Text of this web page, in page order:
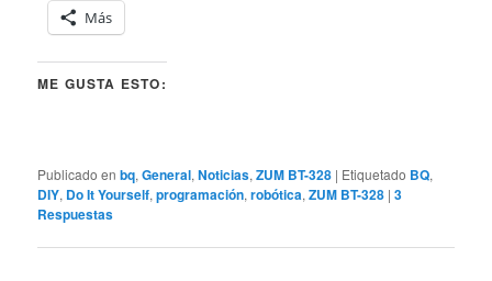
Más
ME GUSTA ESTO:
Publicado en bq,General,Noticias,ZUM BT-328 | Etiquetado BQ,
DIY, Do It Yourself,programación,robótica,ZUM BT-328 |3
Respuestas